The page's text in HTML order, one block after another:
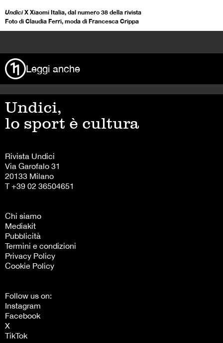
UndiciX Xiaomi Italia, dal numero 38 della rivista
Foto di Claudia Ferri, moda di Francesca Crippa
Leggi anche
Undici,
lo sport è cultura
Rivista Undici
Via Garofalo 31
20133 Milano
T +39 02 36504651
Chi siamo
Mediakit
Pubblicità
Termini e condizioni
Privacy Policy
Cookie Policy
Follow us on:
Instagram
Facebook
X
TikTok